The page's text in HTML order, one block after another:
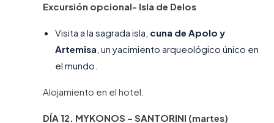
Excursión opcional- Isla de Delos
Visita a la sagrada isla, cuna de Apolo y
Artemisa , un yacimiento arqueológico único en
el mundo.
Alojamiento en el hotel.
DÍA 12. MYKONOS – SANTORINI (martes)